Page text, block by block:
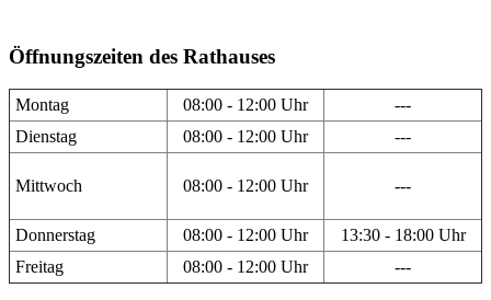
Öffnungszeiten des Rathauses
Montag 08:00 - 12:00 Uhr
---
Dienstag
08:00 - 12:00 Uhr ---
Mittwoch 08:00 - 12:00 Uhr ---
Donnerstag 08:00 - 12:00 Uhr
13:30 - 18:00 Uhr
Freitag
08:00 - 12:00 Uhr ---